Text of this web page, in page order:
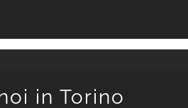
in Torino